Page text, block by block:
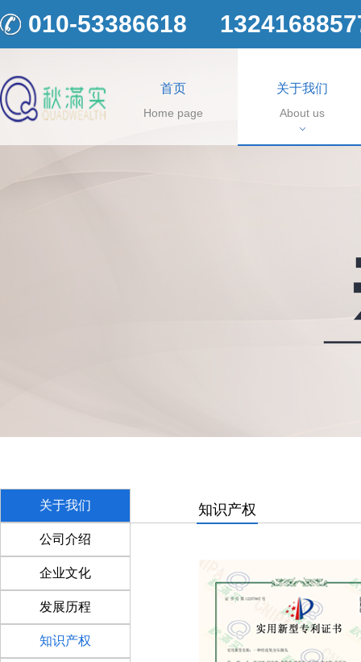
010-53386618
首页
Home page
关于我们
About us
关于我们
公司介绍
企业文化
发展历程
知识产权
知识产权